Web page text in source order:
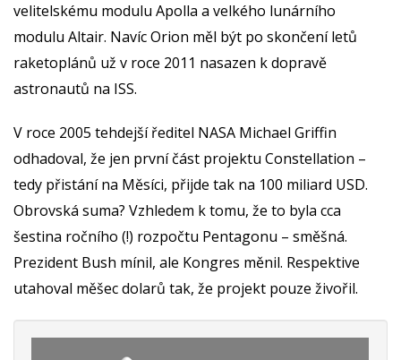
velitelskému modulu Apolla a velkého lunárního
modulu Altair. Navíc Orion měl být po skončení letů
raketoplánů už v roce 2011 nasazen k dopravě
astronautů na ISS.
V roce 2005 tehdejší ředitel NASA Michael Griffin
odhadoval, že jen první část projektu Constellation –
tedy přistání na Měsíci, přijde tak na 100 miliard USD.
Obrovská suma? Vzhledem k tomu, že to byla cca
šestina ročního (!) rozpočtu Pentagonu – směšná.
Prezident Bush mínil, ale Kongres měnil. Respektive
utahoval měšec dolarů tak, že projekt pouze živořil.